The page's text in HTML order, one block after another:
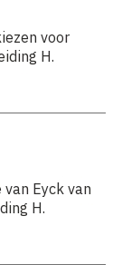
voor
H.
Eyck van
H.